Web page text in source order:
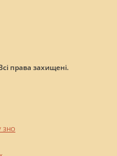
права захищені.
ЗНО